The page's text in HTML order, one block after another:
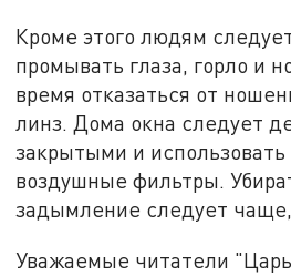
Кроме этого людям
промывать глаза, горло и
время отказаться от
линз. Дома окна следует
закрытыми и
воздушные фильтры.
задымление следует
Уважаемые читатели